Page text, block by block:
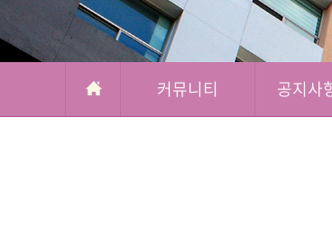
일
커뮤니티 공지사